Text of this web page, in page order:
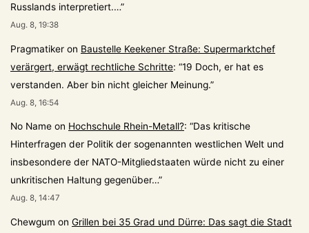
Russlands interpretiert.…”
Aug. 8, 19:38
Pragmatiker on Baustelle Keekener Straße: Supermarktchef
verärgert, erwägt rechtliche Schritte: “19 Doch, er hat es
verstanden. Aber bin nicht gleicher Meinung.”
Aug. 8, 16:54
No Name on Hochschule Rhein-Metall?: “Das kritische
Hinterfragen der Politik der sogenannten westlichen Welt und
insbesondere der NATO-Mitgliedstaaten würde nicht zu einer
unkritischen Haltung gegenüber…”
Aug. 8, 14:47
Chewgum on Grillen bei 35 Grad und Dürre: Das sagt die Stadt